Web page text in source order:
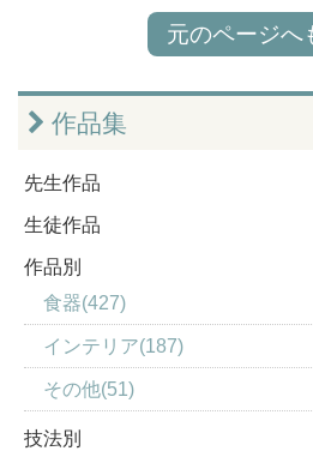
元のページへ
作品集
先生作品
生徒作品
作品別
食器(427)
インテリア(187)
その他(51)
技法別